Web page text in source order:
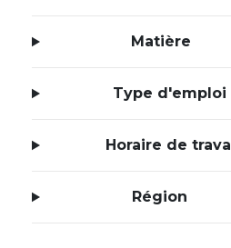
Matière
Type d'emploi
Horaire de
Région